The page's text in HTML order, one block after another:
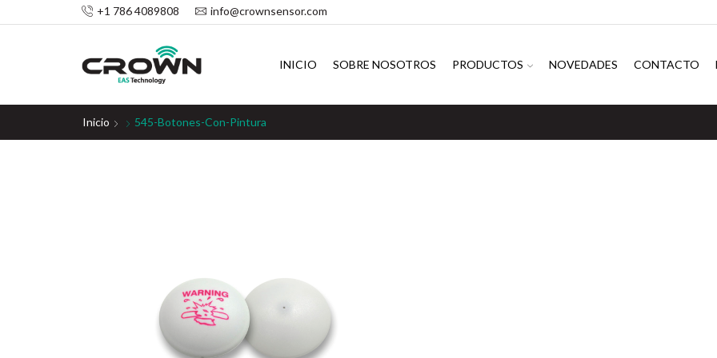
+1 786 4089808 info@crownsensor.com
INICIO SOBRE NOSOTROS PRODUCTOS NOVEDADES CONTACTO
Inicio 545-Botones-Con-Pintura